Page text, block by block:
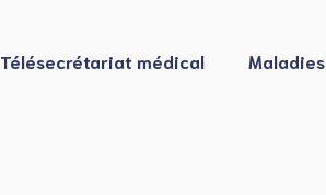
Télésecrétariat médical Maladies